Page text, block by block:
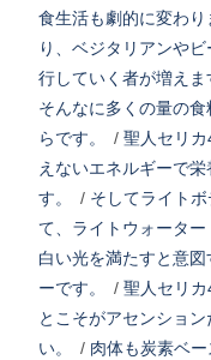
食生活も劇的に変わり
り、ベジタリアンや
行していく者が増えま
そんなに多くの量の
らです。
/ 聖人セリ
えないエネルギーで
す。
/ そしてライト
て、ライトウォーター
白い光を満たすと意
ーです。
/ 聖人セリ
とこそがアセンショ
い。
/ 肉体も炭素ベ